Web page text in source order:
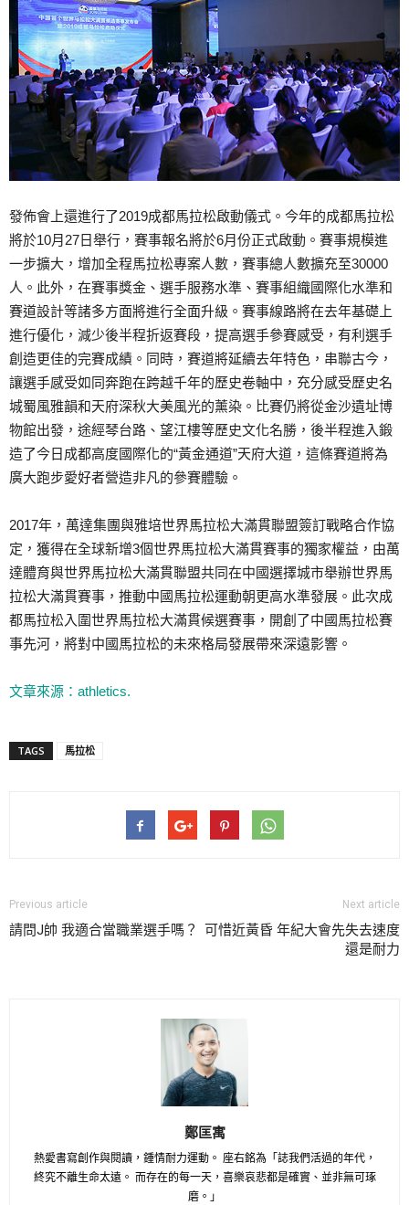
發佈會上還進行了2019成都馬拉松啟動儀式。今年的成都馬拉松
將於10月27日舉行，賽事報名將於6月份正式啟動。賽事規模進
一步擴大，增加全程馬拉松專案人數，賽事總人數擴充至30000
人。此外，在賽事獎金、選手服務水準、賽事組織國際化水準和
賽道設計等諸多方面將進行全面升級。賽事線路將在去年基礎上
進行優化，減少後半程折返賽段，提高選手參賽感受，有利選手
創造更佳的完賽成績。同時，賽道將延續去年特色，串聯古今，
讓選手感受如同奔跑在跨越千年的歷史卷軸中，充分感受歷史名
城蜀風雅韻和天府深秋大美風光的薰染。比賽仍將從金沙遺址博
物館出發，途經琴台路、望江樓等歷史文化名勝，後半程進入鍛
造了今日成都高度國際化的“黃金通道”天府大道，這條賽道將為
廣大跑步愛好者營造非凡的參賽體驗。
2017年，萬達集團與雅培世界馬拉松大滿貫聯盟簽訂戰略合作協
定，獲得在全球新增3個世界馬拉松大滿貫賽事的獨家權益，由萬
達體育與世界馬拉松大滿貫聯盟共同在中國選擇城市舉辦世界馬
拉松大滿貫賽事，推動中國馬拉松運動朝更高水準發展。此次成
都馬拉松入圍世界馬拉松大滿貫候選賽事，開創了中國馬拉松賽
事先河，將對中國馬拉松的未來格局發展帶來深遠影響。
文章來源：athletics.
TAGS 馬拉松
Previous article
請問J帥 我適合當職業選手嗎？
Next article
可惜近黃昏 年紀大會先失去速度
還是耐力
鄭匡寓
熱愛書寫創作與閱讀，鍾情耐力運動。 座右銘為「誌我們活過的年代，
終究不離生命太遠。 而存在的每一天，喜樂哀悲都是確實、並非無可琢
磨。」